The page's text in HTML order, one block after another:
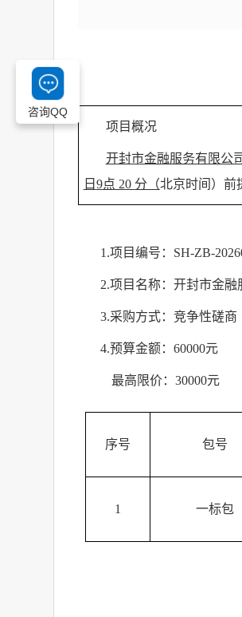
项目概况
开封市金融服务有限公
日 9点 20 分（北京时间）前
1.项目编号： SH-ZB-
2.项目名称：开封市金融
3.采购方式：竞争性磋商
4.预算金额： 60000元
最高限价： 30000元
序号 包号
1 一标包
咨询QQ